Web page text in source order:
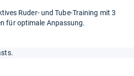
Ruder- und Tube-Training mit 3
für optimale Anpassung.